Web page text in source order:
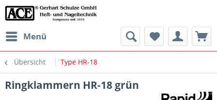
Menü
Übersicht Type HR-18
Ringklammern HR-18 grün